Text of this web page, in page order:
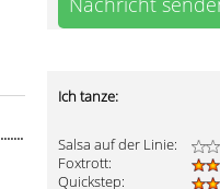
Ich tanze:
Salsa auf der Linie:
Foxtrott:
Quickstep: